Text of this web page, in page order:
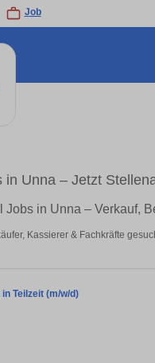
Job
in Unna – Jetzt
Jobs in Unna – Verkauf,
Kassierer & Fachkräfte
Teilzeit (m/w/d)